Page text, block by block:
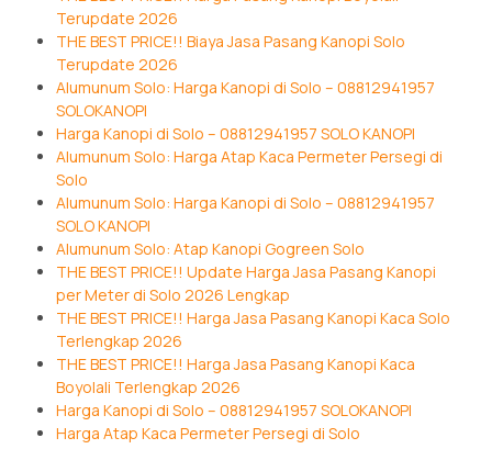
Terupdate 2026
THE BEST PRICE!! Biaya Jasa Pasang Kanopi Solo
Terupdate 2026
Alumunum Solo: Harga Kanopi di Solo – 08812941957
SOLOKANOPI
Harga Kanopi di Solo – 08812941957 SOLO KANOPI
Alumunum Solo: Harga Atap Kaca Permeter Persegi di
Solo
Alumunum Solo: Harga Kanopi di Solo – 08812941957
SOLO KANOPI
Alumunum Solo: Atap Kanopi Gogreen Solo
THE BEST PRICE!! Update Harga Jasa Pasang Kanopi
per Meter di Solo 2026 Lengkap
THE BEST PRICE!! Harga Jasa Pasang Kanopi Kaca Solo
Terlengkap 2026
THE BEST PRICE!! Harga Jasa Pasang Kanopi Kaca
Boyolali Terlengkap 2026
Harga Kanopi di Solo – 08812941957 SOLOKANOPI
Harga Atap Kaca Permeter Persegi di Solo